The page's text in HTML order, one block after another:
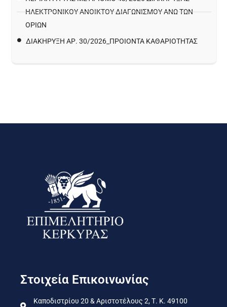
ΗΛΕΚΤΡΟΝΙΚΟΥ ΑΝΟΙΚΤΟΥ ΔΙΑΓΩΝΙΣΜΟΥ ΑΝΩ ΤΩΝ
ΟΡΙΩΝ
ΔΙΑΚΉΡΥΞΗ ΑΡ. 30/2026_ΠΡΟΙΌΝΤΑ ΚΑΘΑΡΙΌΤΗΤΑΣ
Στοιχεία Επικοινωνίας
Καποδιστρίου 20 & Αριστοτέλους 2, Τ. Κ. 49100